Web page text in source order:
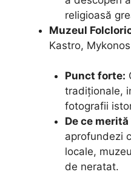
religioasă
Muzeul
Kastro,
Punct forte:
tradiționale,
fotografii
De ce
aprofundezi
locale,
de neratat.